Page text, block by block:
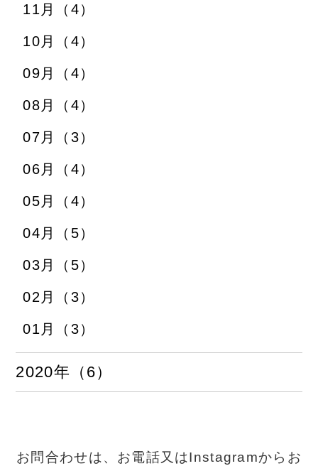
11月（4）
10月（4）
09月（4）
08月（4）
07月（3）
06月（4）
05月（4）
04月（5）
03月（5）
02月（3）
01月（3）
2020年（6）
お問合わせは、お電話又はInstagramからお